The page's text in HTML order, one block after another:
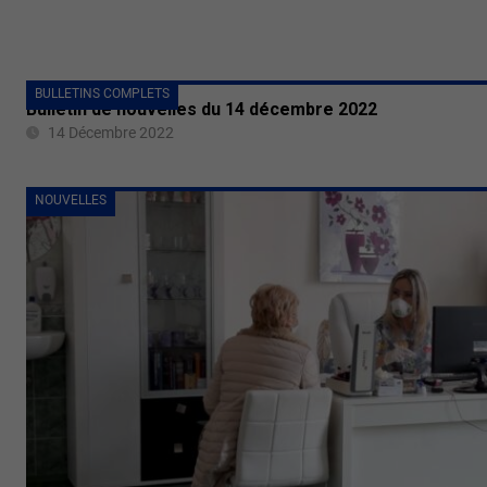
BULLETINS COMPLETS
Bulletin de nouvelles du 14 décembre 2022
14 Décembre 2022
NOUVELLES